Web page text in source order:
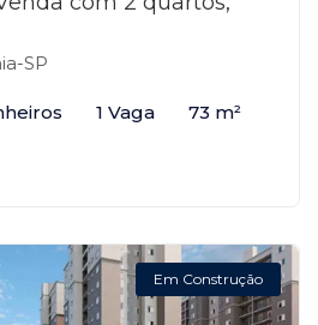
SP
1 Vaga 73 m²
Em Construção